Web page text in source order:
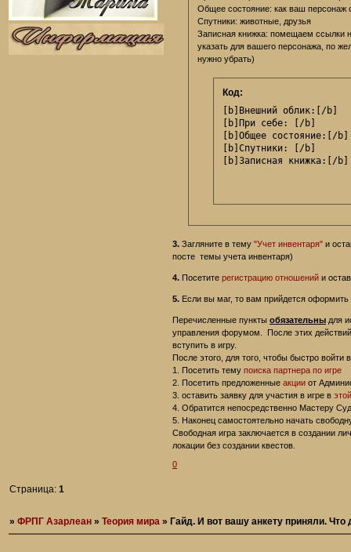
Общее состояние: как ваш персонаж
Спутники: животные, друзья
Записная книжка: помещаем
указать для вашего персонажа, по
нужно убрать)
Код:
[b]Внешний облик:[/b]
[b]При себе: [/b]
[b]Общее состояние:[/
[b]Спутники: [/b]
[b]Записная книжка:[/b]
3. Загляните в тему"Учет инвентаря" и
посте темы учета инвентаря)
4. Посетитерегистрацию отношений и
5. Если вы маг, то вам прийдется оформить
Перечисленные пунктыобязательны для
управления форумом. После этих
вступить в игру.
После этого, для того, чтобы быстро
1. Посетить темупоиска партнера по игре
2. Посетить предложенныеакции от
3. оставить заявку для участия в игре в
4. Обратится непосредственно Мастеру
5. Наконец самостоятельно начать
Свободная игра заключается в создании
локации без создании квестов.
0
Страница:1
»ФРПГ Азарлеан »Теория мира »Гайд. И вот вашу анкету приняли.